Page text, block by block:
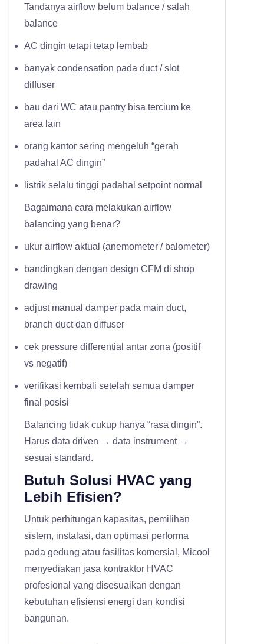
Tandanya airflow belum balance / salah
balance
AC dingin tetapi tetap lembab
banyak condensation pada duct / slot
diffuser
bau dari WC atau pantry bisa tercium ke
area lain
orang kantor sering mengeluh “gerah
padahal AC dingin”
listrik selalu tinggi padahal setpoint normal
Bagaimana cara melakukan airflow
balancing yang benar?
ukur airflow aktual (anemometer / balometer)
bandingkan dengan design CFM di shop
drawing
adjust manual damper pada main duct,
branch duct dan diffuser
cek pressure differential antar zona (positif
vs negatif)
verifikasi kembali setelah semua damper
final posisi
Balancing tidak cukup hanya “rasa dingin”.
Harus data driven → data instrument →
sesuai standard.
Butuh Solusi HVAC yang
Lebih Efisien?
Untuk perhitungan kapasitas, pemilihan
sistem, instalasi, dan optimasi performa
pada gedung atau fasilitas komersial, Micool
menyediakan jasa kontraktor HVAC
profesional yang disesuaikan dengan
kebutuhan efisiensi energi dan kondisi
bangunan.